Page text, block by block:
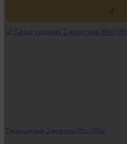
0
Тачка садовая 2-колесная 80л/180кг